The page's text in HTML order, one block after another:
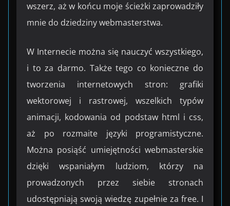
wszerz, aż w końcu moje ścieżki zaprowadziły
mnie do dziedziny webmasterstwa.
W Internecie można się nauczyć wszystkiego,
i to za darmo. Także tego co konieczne do
tworzenia internetowych stron: grafiki
wektorowej i rastrowej, wszelkich typów
animacji, kodowania od podstaw html i css,
aż po rozmaite języki programistyczne.
Można posiąść umiejętności webmasterskie
dzięki wspaniałym ludziom, którzy na
prowadzonych przez siebie stronach
udostępniają swoją wiedzę zupełnie za free. I